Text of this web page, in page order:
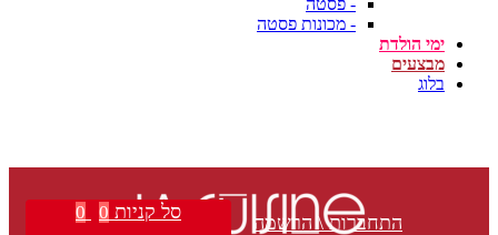
- פסטה
- מכונות פסטה
ימי הולדת
מבצעים
בלוג
התחברות \ הרשמה סל קניות 0
0